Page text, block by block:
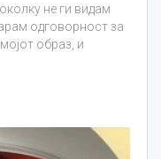
не ги видам
одговорност за
образ, и